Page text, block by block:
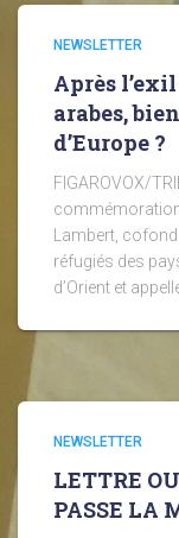
NEWSLETTER
Après
arabes,
d’Europe ?
FIGAROVOX/
commémoration
Lambert,
réfugiés des
d’Orient et
NEWSLETTER
LETTRE
PASSE LA